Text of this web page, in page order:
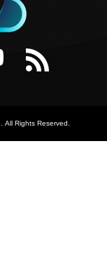
. All Rights Reserved.